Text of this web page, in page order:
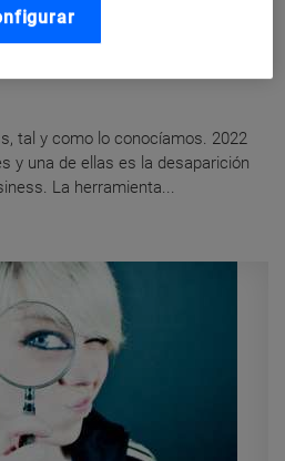
Business.
Business
tal y como lo conocíamos. 2022
y una de ellas es la desaparición
La herramienta...